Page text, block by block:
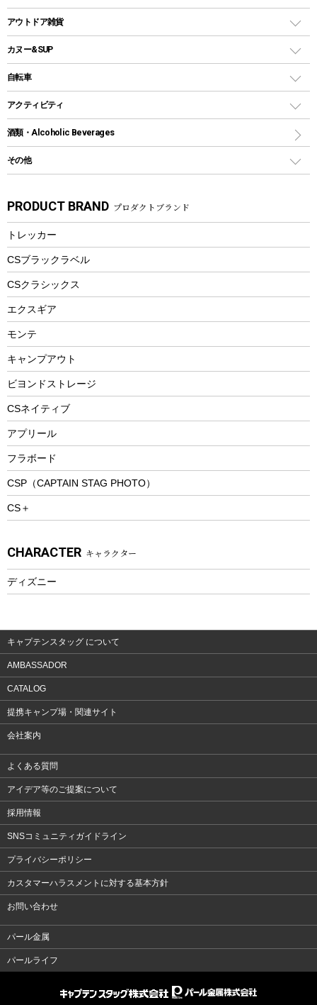
パラソル
テントアクセサリー
ペグ
グランドシート
ガイドロープ
ツール
鉄板、アミ
焚き火台&ストーブ
火起こし
バーベキューツール
燃料・着火剤・炭
クッカーセット
シェラカップ
クッキングツール
ナイフ
カトラリー
マグカップ、カップ
ステンレスボトル
フードボトル
トレー
ランチョンマット
ランチボックス
コップ付きタイプ
ワンタッチタイプ
プラスチックボトル
ディズニーボトル
ウォータージャグ
保冷剤
アウトドアキャリー
アウトドア雑貨
バックパック&バッグ
リュック、バックパック
トートバッグ、サコッシュ
ショッピングキャリー
その他アウトドア雑貨
スプレー関係
ツール、他
カヌー&SUP
インフレータブル
カヤック
パドル
ヘルメット
エアーポンプ
アクセサリー
自転車
折りたたみ自転車
シティサイクル
自転車ウェア
アクティビティ
マリン
ラッシュガード
パラソル
フローティングベスト
エアーポンプ
ビーチテント
ウィンター
スノーシュー
防寒ウェア
トレッキング
トレッキングステッキ
トレッキングアクセサリー
プレイグッズ
ウェルネス
ウェア、タオル
フィットネス
ウェア
酒類・Alcoholic Beverages
その他
湯たんぽ
防災用品
PRODUCT BRAND プロダクトブランド
トレッカー
CSブラックラベル
CSクラシックス
エクスギア
モンテ
キャンプアウト
ビヨンドストレージ
CSネイティブ
アプリール
フラボード
CSP（CAPTAIN STAG PHOTO）
CS＋
CHARACTER キャラクター
ディズニー
キャプテンスタッグ について
AMBASSADOR
CATALOG
提携キャンプ場・関連サイト
会社案内
よくある質問
アイデア等のご提案について
採用情報
SNSコミュニティガイドライン
プライバシーポリシー
カスタマーハラスメントに対する基本方針
お問い合わせ
パール金属
パールライフ